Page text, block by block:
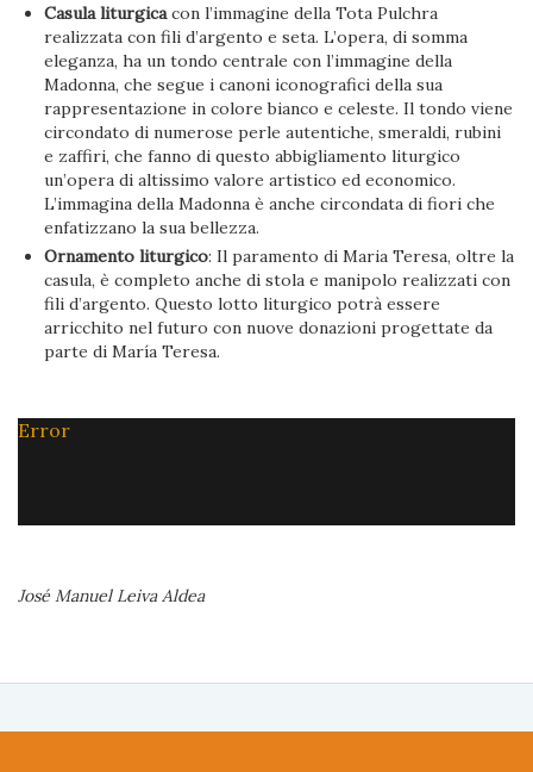
Casula liturgicacon l’immagine della Tota Pulchra
realizzata con fili d’argento e seta. L’opera, di somma
eleganza, ha un tondo centrale con l’immagine della
Madonna, che segue i canoni iconografici della sua
rappresentazione in colore bianco e celeste. Il tondo viene
circondato di numerose perle autentiche, smeraldi, rubini
e zaffiri, che fanno di questo abbigliamento liturgico
un’opera di altissimo valore artistico ed economico.
L’immagina della Madonna è anche circondata di fiori che
enfatizzano la sua bellezza.
Ornamento liturgico: Il paramento di Maria Teresa, oltre la
casula, è completo anche di stola e manipolo realizzati con
fili d’argento. Questo lotto liturgico potrà essere
arricchito nel futuro con nuove donazioni progettate da
parte di María Teresa.
Error
José Manuel Leiva Aldea